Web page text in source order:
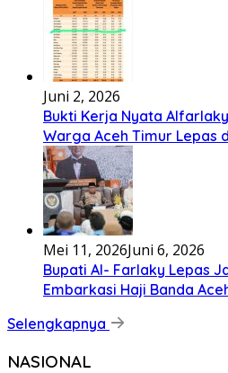
Juni 2, 2026
Bukti Kerja Nyata
Warga Aceh Timur Lepas
Mei 11, 2026Juni 6, 2026
Bupati Al- Farlaky Lepas
Embarkasi Haji Banda
Selengkapnya
NASIONAL